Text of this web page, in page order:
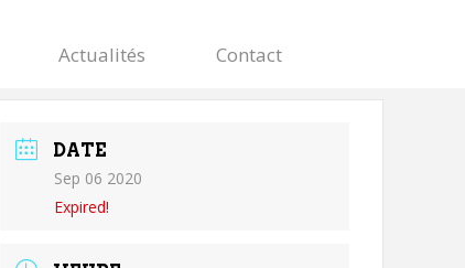
Actualités Contact
DATE
Sep 06 2020
Expired!